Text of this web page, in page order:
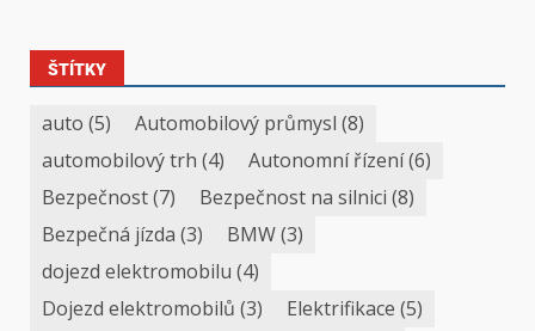
ŠTÍTKY
auto (5) Automobilový průmysl (8)
automobilový trh (4) Autonomní řízení(6)
Bezpečnost(7) Bezpečnost na silnici (8)
Bezpečná jízda (3) BMW(3)
dojezd elektromobilu (4)
Dojezd elektromobilů (3) Elektrifikace (5)